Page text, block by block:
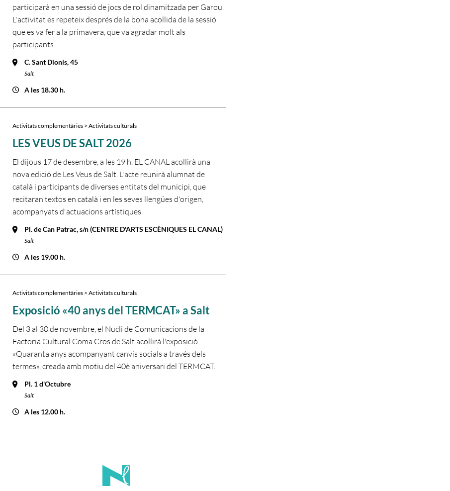
participarà en una sessió de jocs de rol dinamitzada per Garou.
L'activitat es repeteix després de la bona acollida de la sessió
que es va fer a la primavera, que va agradar molt als
participants.
C. Sant Dionís, 45
Salt
A les 18.30 h.
Activitats complementàries > Activitats culturals
LES VEUS DE SALT 2026
El dijous 17 de desembre, a les 19 h, EL CANAL acollirà una
nova edició de Les Veus de Salt. L'acte reunirà alumnat de
català i participants de diverses entitats del municipi, que
recitaran textos en català i en les seves llengües d'origen,
acompanyats d'actuacions artístiques.
Pl. de Can Patrac, s/n (CENTRE D'ARTS ESCÈNIQUES EL CANAL)
Salt
A les 19.00 h.
Activitats complementàries > Activitats culturals
Exposició «40 anys del TERMCAT» a Salt
Del 3 al 30 de novembre, el Nucli de Comunicacions de la
Factoria Cultural Coma Cros de Salt acollirà l'exposició
«Quaranta anys acompanyant canvis socials a través dels
termes», creada amb motiu del 40è aniversari del TERMCAT.
Pl. 1 d'Octubre
Salt
A les 12.00 h.